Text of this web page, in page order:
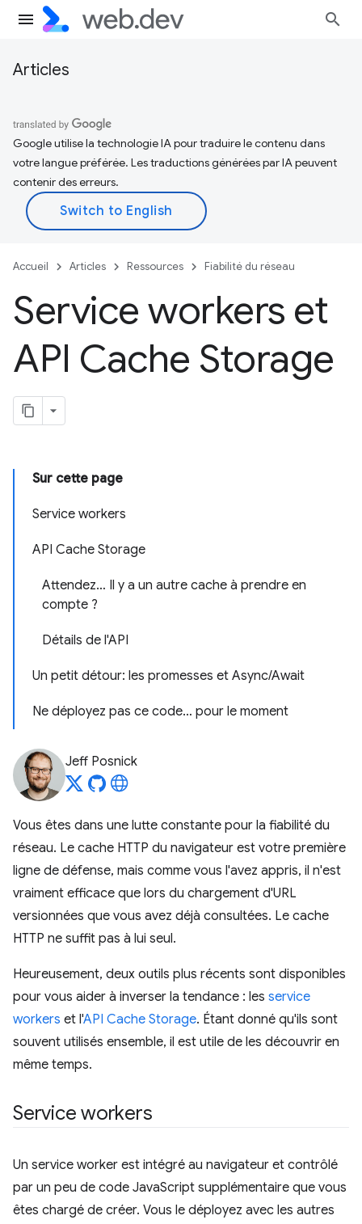
Articles
Google utilise la technologie IA pour traduire le contenu dans
votre langue préférée. Les traductions générées par IA peuvent
contenir des erreurs.
Accueil Articles Ressources Fiabilité du réseau
Service workers et
API Cache Storage
Sur cette page
Service workers
API Cache Storage
Attendez… Il y a un autre cache à prendre en
compte ?
Détails de l'API
Un petit détour: les promesses et Async/Await
Ne déployez pas ce code… pour le moment
Jeff Posnick
Vous êtes dans une lutte constante pour la fiabilité du
réseau. Le cache HTTP du navigateur est votre première
ligne de défense, mais comme vous l'avez appris, il n'est
vraiment efficace que lors du chargement d'URL
versionnées que vous avez déjà consultées. Le cache
HTTP ne suffit pas à lui seul.
Heureusement, deux outils plus récents sont disponibles
pour vous aider à inverser la tendance : les service
workers et l'API Cache Storage. Étant donné qu'ils sont
souvent utilisés ensemble, il est utile de les découvrir en
même temps.
Service workers
Un service worker est intégré au navigateur et contrôlé
par un peu de code JavaScript supplémentaire que vous
êtes chargé de créer. Vous le déployez avec les autres